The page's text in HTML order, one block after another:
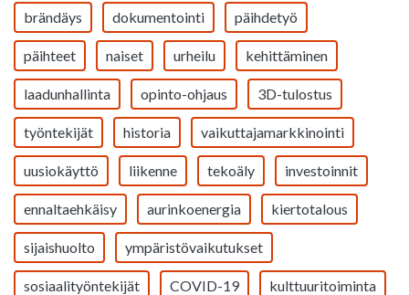
brändäys dokumentointi päihdetyö
päihteet naiset urheilu kehittäminen
laadunhallinta opinto-ohjaus 3D-tulostus
työntekijät historia vaikuttajamarkkinointi
uusiokäyttö liikenne tekoäly investoinnit
ennaltaehkäisy aurinkoenergia kiertotalous
sijaishuolto ympäristövaikutukset
sosiaalityöntekijät COVID-19 kulttuuritoiminta